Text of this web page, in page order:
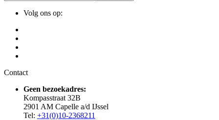
Volg ons op:
Contact
Geen bezoekadres:
Kompasstraat 32B
2901 AM Capelle a/d IJssel
Tel: +31(0)10-2368211